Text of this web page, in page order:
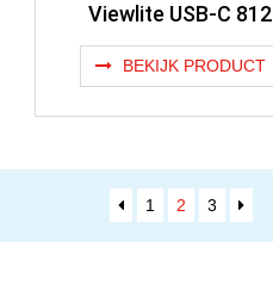
Viewlite USB-C 812
BEKIJK PRODUCT
1 2 3